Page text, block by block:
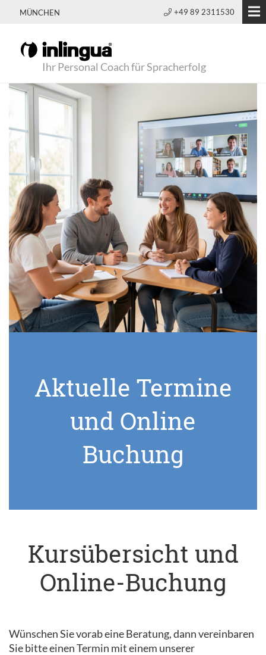
MÜNCHEN +49 89 2311530
Ihr Personal Coach für Spracherfolg
Aktuelle Termine
und Online
Buchung
Kursübersicht und
Online-Buchung
Wünschen Sie vorab eine Beratung, dann vereinbaren
Sie bitte einen Termin mit einem unserer